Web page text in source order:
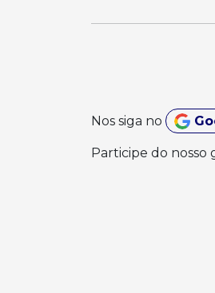
Nos siga no
Participe do nosso